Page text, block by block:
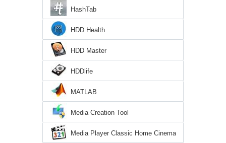
HashTab
HDD Health
HDD Master
HDDlife
MATLAB
Media Creation Tool
Media Player Classic Home Cinema